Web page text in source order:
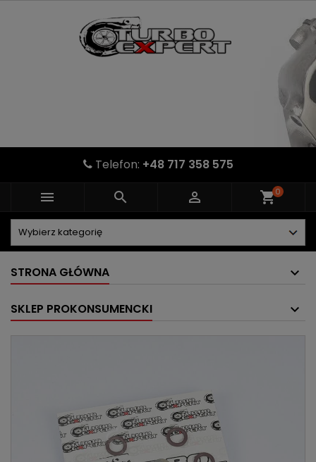
Telefon: +48 717 358 575
   shopping_cart0
STRONA GŁÓWNA
SKLEP PROKONSUMENCKI